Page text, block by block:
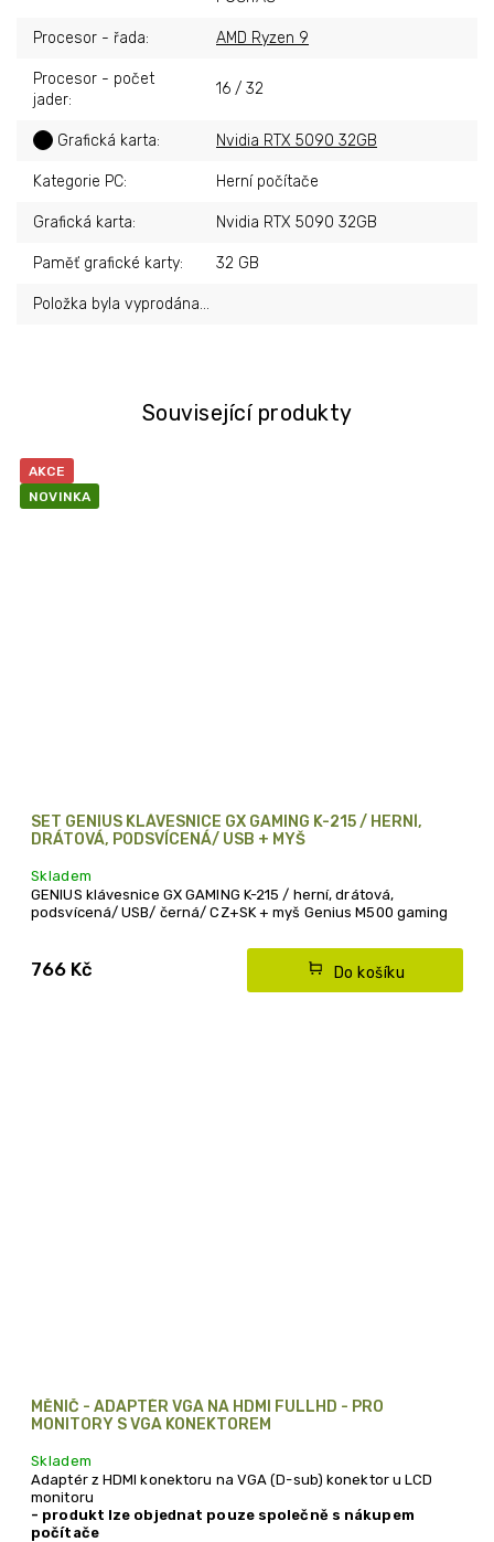
Související produkty
AKCE
NOVINKA
SET GENIUS KLÁVESNICE GX GAMING K-215 / HERNÍ,
DRÁTOVÁ, PODSVÍCENÁ/ USB + MYŠ
Skladem
766 Kč Do košíku
GENIUS klávesnice GX GAMING K-215 / herní, drátová,
podsvícená/ USB/ černá/ CZ+SK + myš Genius M500 gaming
MĚNIČ - ADAPTÉR VGA NA HDMI FULLHD - PRO
MONITORY S VGA KONEKTOREM
Skladem
Adaptér z HDMI konektoru na VGA (D-sub) konektor u LCD
monitoru
- produkt lze objednat pouze společně s nákupem
počítače
Procesor - řada: AMD Ryzen 9
Procesor - počet
jader:
16 / 32
Grafická karta: Nvidia RTX 5090 32GB
Kategorie PC: Herní počítače
Grafická karta: Nvidia RTX 5090 32GB
Paměť grafické karty: 32 GB
Položka byla vyprodána…